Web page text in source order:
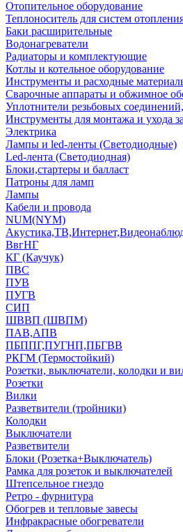
Отопительное оборудование
Теплоноситель для систем
Баки расширительные
Водонагреватели
Радиаторы и комплектующие
Котлы и котельное оборудование
Инструменты и расходные
Сварочные аппараты и обжимное
Уплотнители резьбовых
Инструменты для монтажа и ухода
Электрика
Лампы и led-ленты (Светодиодные)
Led-лента (Светодиодная)
Блоки,стартеры и балласт
Патроны для ламп
Лампы
Кабели и провода
NUM(NYM)
ВвгНГ
КГ (Каучук)
ПВС
ПУВ
ПУГВ
СИП
ШВВП (ШВПМ)
ПАВ,АПВ
ПБППГ,ПУГНП,ПБГВВ
РКГМ (Термостойкий)
Розетки, выключатели, колодки и
Розетки
Вилки
Разветвители (тройники)
Колодки
Выключатели
Разветвители
Блоки (Розетка+Выключатель)
Рамка для розеток и выключателей
Штепсельное гнездо
Ретро - фурнитура
Обогрев и тепловые завесы
Инфракрасные обогреватели